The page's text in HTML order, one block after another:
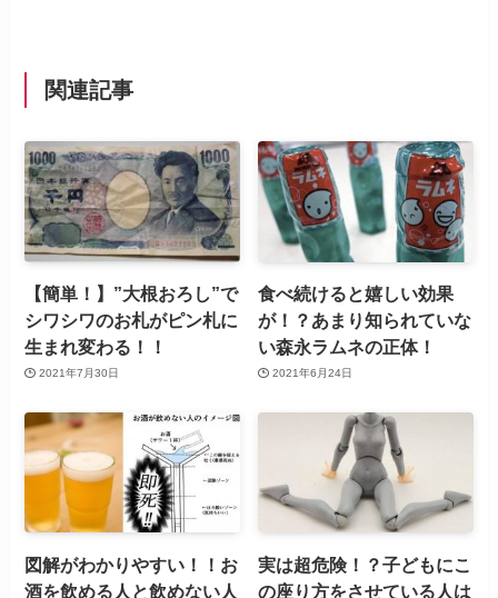
関連記事
【簡単！】”大根おろし”で
シワシワのお札がピン札に
生まれ変わる！！
2021年7月30日
食べ続けると嬉しい効果
が！？あまり知られていな
い森永ラムネの正体！
2021年6月24日
図解がわかりやすい！！お
酒を飲める人と飲めない人
実は超危険！？子どもにこ
の座り方をさせている人は